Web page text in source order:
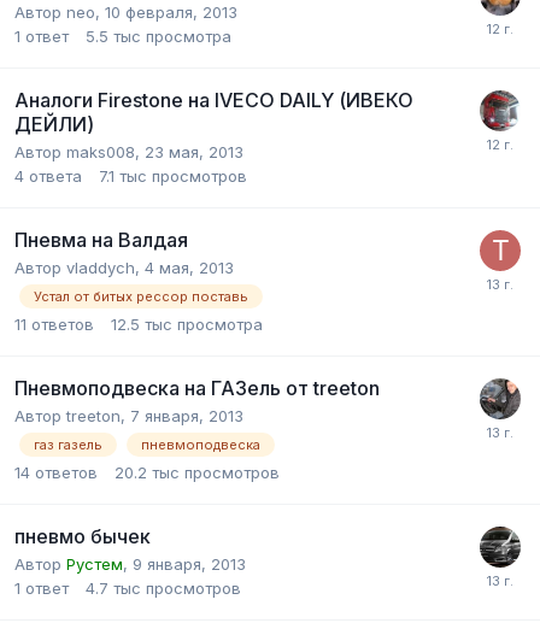
Автор neo, 10 февраля, 2013
1 ответ 5.5 тыс просмотра
Аналоги Firestone на IVECO DAILY (ИВЕКО
ДЕЙЛИ)
Автор maks008, 23 мая, 2013
4 ответа 7.1 тыс просмотров
Пневма на Валдая
Автор vladdych, 4 мая, 2013
Устал от битых рессор поставь
11 ответов 12.5 тыс просмотра
Пневмоподвеска на ГАЗель от treeton
Авторtreeton, 7 января, 2013
газ газель пневмоподвеска
14 ответов 20.2 тыс просмотров
пневмо бычек
Автор Рустем, 9 января, 2013
1 ответ 4.7 тыс просмотров